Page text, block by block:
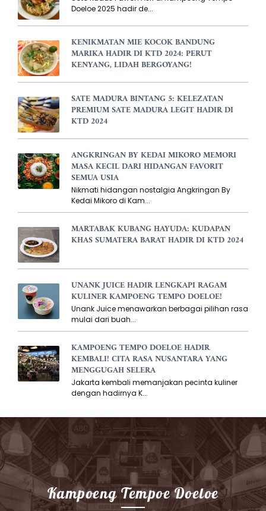
Doeloe 2025 hadir de...
KENIKMATAN MIE KOCOK BANDUNG
MARIKA HADIR DI KTD 2024: PERUT
KENYANG, LIDAH BERGOYANG!
SATE MADURA BINTANG 5: KELEZATAN
PREMIUM SATE MADURA LEGIT HADIR DI
KTD 2024
ANGKRINGAN BY KEDAI MIKORO MEMORI
MASA KECIL DARI HIDANGAN FAVORIT
SEMUA USIA
Nikmati hidangan nostalgia Angkringan By
Kedai Mikoro di Kam...
MARTABAK KUBANG HAYUDA: KUDAPAN
KHAS SUMATERA BARAT HADIR DI KTD 2024
UNANK JUICE HADIR LENGKAPI RAGAM
KULINER KAMPOENG TEMPO DOELOE!
Unank Juice menawarkan berbagai pilihan rasa
mulai dari buah...
KAMPOENG TEMPO DOELOE HADIR
KEMBALI! CITA RASA NUSANTARA YANG
MENGGUGAH SELERA
Jakarta kembali memanjakan pecinta kuliner
dengan hadirnya K...
Kampoeng Tempoe Doeloe